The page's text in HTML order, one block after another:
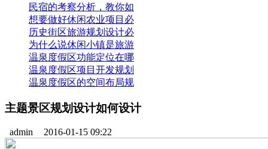
民宿的考察分析，教你如
想要做好休闲农业项目必
历史街区旅游规划设计必
为什么说休闲小镇是旅游
温泉度假区功能定位在哪
温泉度假区项目开发规划
温泉度假区的空间布局规
主题景区规划设计如何设计
admin 2016-01-15 09:22